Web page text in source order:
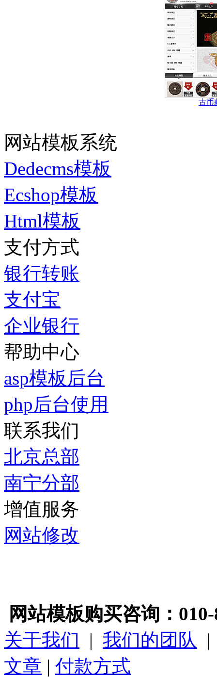
古币
网站模板系统
Dedecms模板
Ecshop模板
Html模板
支付方式
银行转账
支付宝
企业银行
帮助中心
asp模板后台
php后台使用
联系我们
北京总部
南宁分部
增值服务
网站修改
网站模板购买咨询：010-
关于我们 | 我们的团队
文章 | 付款方式